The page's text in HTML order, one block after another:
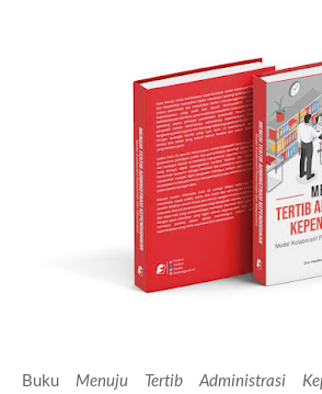
Buku Menuju Tertib Administrasi